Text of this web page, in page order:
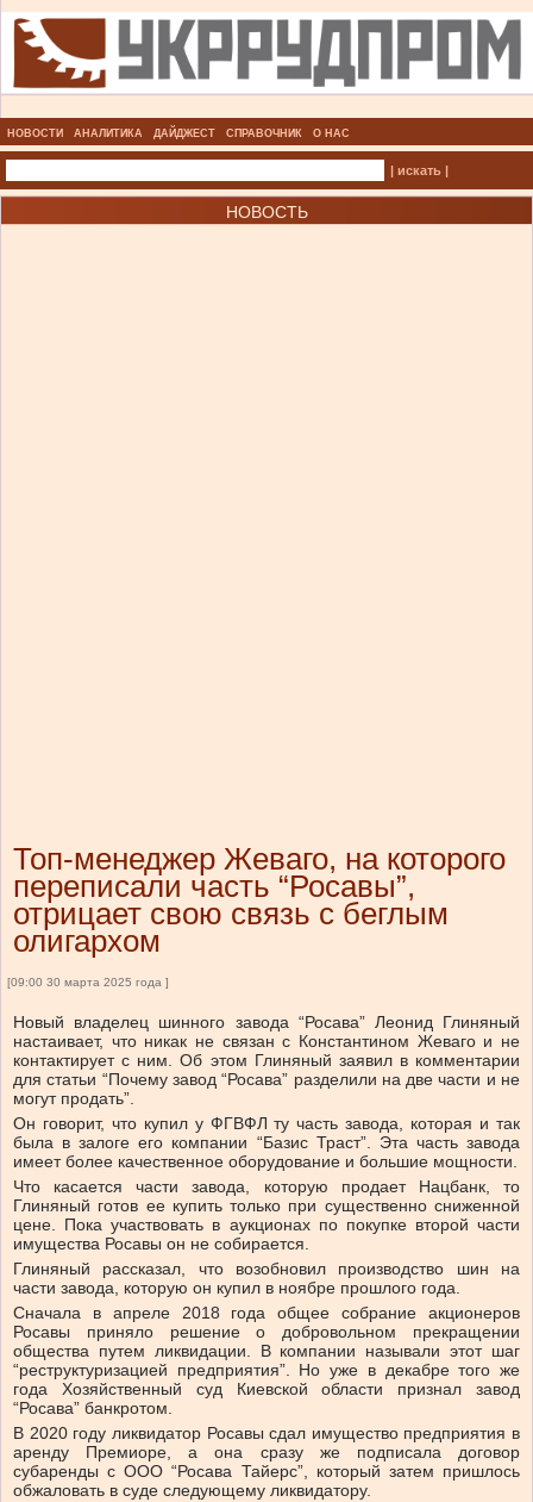
НОВОСТИ АНАЛИТИКА ДАЙДЖЕСТ СПРАВОЧНИК О НАС
| искать |
НОВОСТЬ
Топ-менеджер Жеваго, на которого
переписали часть “Росавы”,
отрицает свою связь с беглым
олигархом
[09:00 30 марта 2025 года ]
Новый владелец шинного завода “Росава” Леонид Глиняный
настаивает, что никак не связан с Константином Жеваго и не
контактирует с ним. Об этом Глиняный заявил в комментарии
для статьи “Почему завод “Росава” разделили на две части и не
могут продать”.
Он говорит, что купил у ФГВФЛ ту часть завода, которая и так
была в залоге его компании “Базис Траст”. Эта часть завода
имеет более качественное оборудование и большие мощности.
Что касается части завода, которую продает Нацбанк, то
Глиняный готов ее купить только при существенно сниженной
цене. Пока участвовать в аукционах по покупке второй части
имущества Росавы он не собирается.
Глиняный рассказал, что возобновил производство шин на
части завода, которую он купил в ноябре прошлого года.
Сначала в апреле 2018 года общее собрание акционеров
Росавы приняло решение о добровольном прекращении
общества путем ликвидации. В компании называли этот шаг
“реструктуризацией предприятия”. Но уже в декабре того же
года Хозяйственный суд Киевской области признал завод
“Росава” банкротом.
В 2020 году ликвидатор Росавы сдал имущество предприятия в
аренду Премиоре, а она сразу же подписала договор
субаренды с ООО “Росава Тайерс”, который затем пришлось
обжаловать в суде следующему ликвидатору.